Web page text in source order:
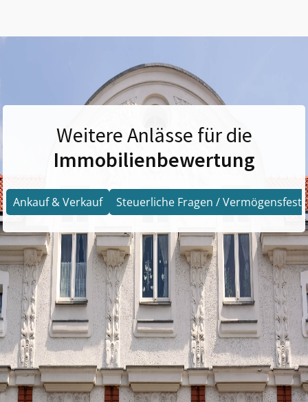
Weitere Anlässe für die
Immobilienbewertung
Ankauf & Verkauf Steuerliche Fragen /